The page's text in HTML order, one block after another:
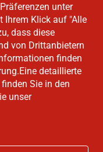
unter
Ihrem Klick auf "Alle
dass diese
von Drittanbietern
finden
.Eine detaillierte
Sie in den
unser